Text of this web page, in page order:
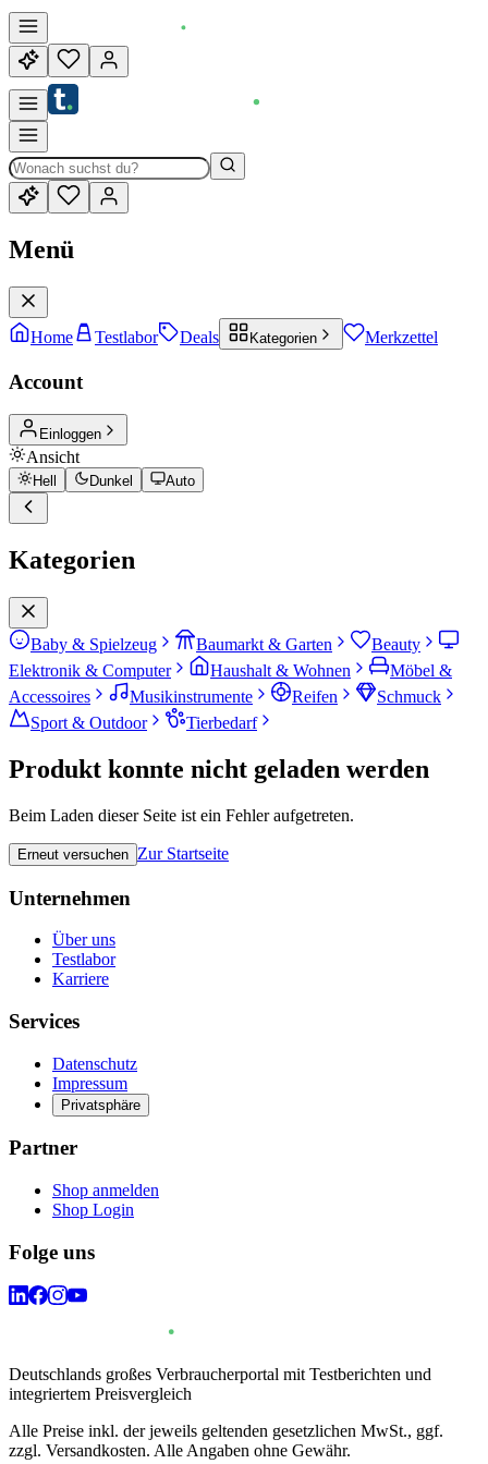
Menü
Home Testlabor Deals Kategorien Merkzettel
Account
Einloggen
Ansicht
Hell Dunkel Auto
Kategorien
Baby & Spielzeug Baumarkt & Garten
Beauty
Elektronik & Computer
Haushalt & Wohnen
Möbel &
Accessoires
Musikinstrumente Reifen
Schmuck
Sport & Outdoor
Tierbedarf
Produkt konnte nicht geladen werden
Beim Laden dieser Seite ist ein Fehler aufgetreten.
Erneut versuchen Zur Startseite
Unternehmen
Über uns
Testlabor
Karriere
Services
Datenschutz
Impressum
Privatsphäre
Partner
Shop anmelden
Shop Login
Folge uns
Deutschlands großes Verbraucherportal mit Testberichten und
integriertem Preisvergleich
Alle Preise inkl. der jeweils geltenden gesetzlichen MwSt., ggf.
zzgl. Versandkosten. Alle Angaben ohne Gewähr.